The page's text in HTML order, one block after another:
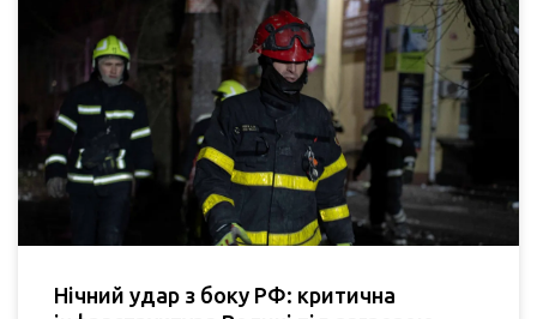
Нічний удар з боку РФ: критична